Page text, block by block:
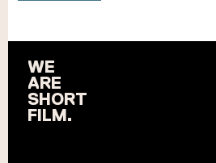
WE
ARE
SHORT
FILM.